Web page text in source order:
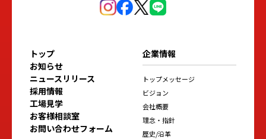
トップ
お知らせ
ニュースリリース
採用情報
工場見学
お客様相談室
お問い合わせフォーム
企業情報
トップメッセージ
ビジョン
会社概要
理念・指針
歴史/沿革